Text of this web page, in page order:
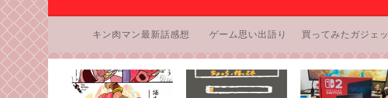
キン肉マン最新話感想 ゲーム思い出語り